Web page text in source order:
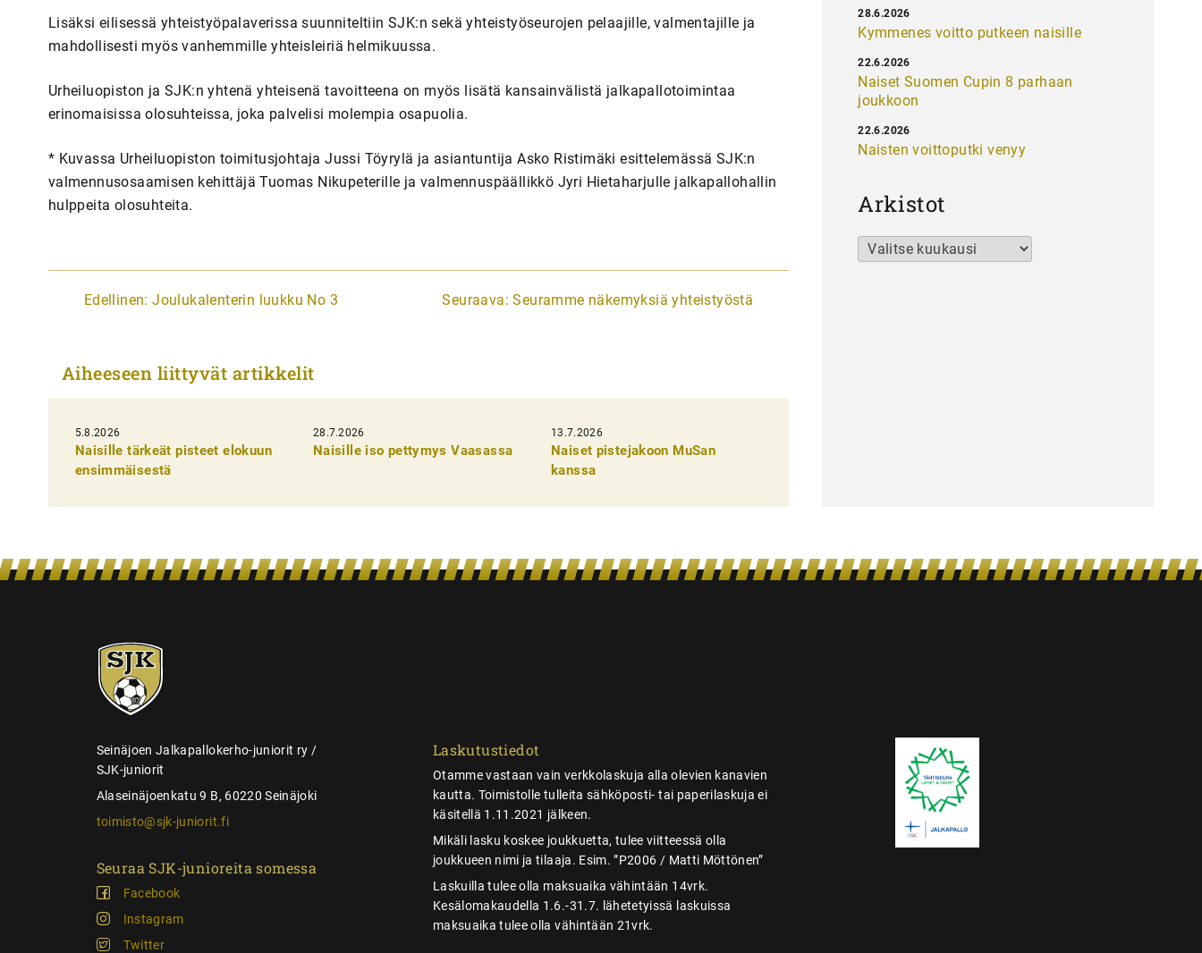
Lisäksi eilisessä yhteistyöpalaverissa suunniteltiin SJK:n sekä yhteistyöseurojen pelaajille, valmentajille ja
mahdollisesti myös vanhemmille yhteisleiriä helmikuussa.
Urheiluopiston ja SJK:n yhtenä yhteisenä tavoitteena on myös lisätä kansainvälistä jalkapallotoimintaa
erinomaisissa olosuhteissa, joka palvelisi molempia osapuolia.
* Kuvassa Urheiluopiston toimitusjohtaja Jussi Töyrylä ja asiantuntija Asko Ristimäki esittelemässä SJK:n
valmennusosaamisen kehittäjä Tuomas Nikupeterille ja valmennuspäällikkö Jyri Hietaharjulle jalkapallohallin
hulppeita olosuhteita.
A
i
k
e
n
Edellinen: Joulukalenterin luukku No 3 Seuraava: Seuramme näkemyksiä yhteistyöstä
Aiheeseen liittyvät artikkelit
5.8.2026
Naisille tärkeät pisteet elokuun
ensimmäisestä
28.7.2026
Naisille iso pettymys Vaasassa
13.7.2026
Naiset pistejakoon MuSan
kanssa
Kymmenes voitto putkeen naisille
28.6.2026
Naiset Suomen Cupin 8 parhaan
joukkoon
22.6.2026
Naisten voittoputki venyy
22.6.2026
Arkistot
Arkistot
SJK-
juniorit
Seinäjoen Jalkapallokerho-juniorit ry /
SJK-juniorit
Alaseinäjoenkatu 9 B, 60220 Seinäjoki
toimisto@sjk-juniorit.fi
Seuraa SJK-junioreita somessa
Facebook
Instagram
Twitter
Laskutustiedot
Otamme vastaan vain verkkolaskuja alla olevien kanavien
kautta. Toimistolle tulleita sähköposti- tai paperilaskuja ei
käsitellä 1.11.2021 jälkeen.
Mikäli lasku koskee joukkuetta, tulee viitteessä olla
joukkueen nimi ja tilaaja. Esim. ”P2006 / Matti Möttönen”
Laskuilla tulee olla maksuaika vähintään 14vrk.
Kesälomakaudella 1.6.-31.7. lähetetyissä laskuissa
maksuaika tulee olla vähintään 21vrk.